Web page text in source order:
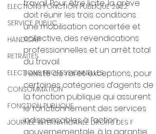
ELECTIONS FONCTION PUBLIQUE 2022
SERVICE PUBLIC
HANDICAP
RETRAITES
ELECTIONS PROFESSIONNELLES
CONSOMMATION
FONCTION PUBLIQUE
JOURNEE INTERNATIOANLE DROITS DES F
travail. Pour être licite, la grève
doit réunir les trois conditions :
une mobilisation concertée et
collective, des revendications
professionnelles et un arrêt total
du travail.
Il existe de rares exceptions, pour
certaines catégories d’agents de
la fonction publique qui assurent
le fonctionnement des services
indispensables à l’action
gouvernementale, à la garantie